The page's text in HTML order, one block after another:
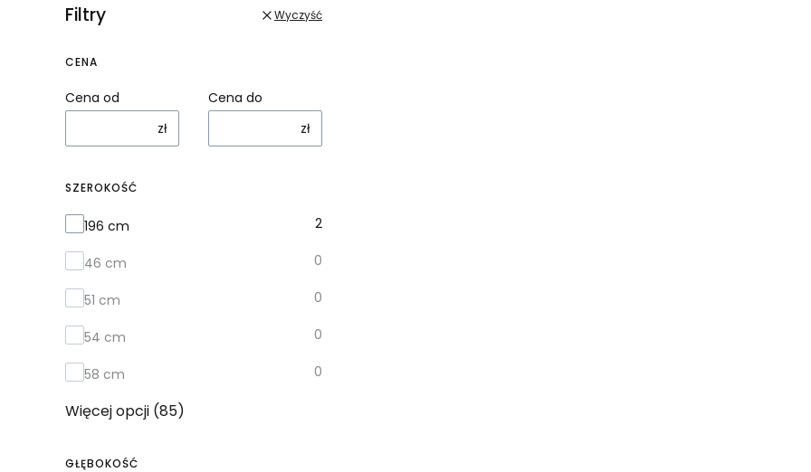
Filtry Wyczyść
CENA
Cena od
zł
Cena do
zł
SZEROKOŚĆ
Szerokość
196 cm 2
46 cm 0
51 cm 0
54 cm 0
58 cm 0
Więcej opcji (85)
GŁĘBOKOŚĆ